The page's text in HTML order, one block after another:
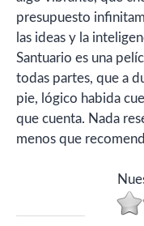
presupuesto
las ideas y la
Santuario es una
todas partes, que a
pie, lógico habida
que cuenta. Nada
menos que